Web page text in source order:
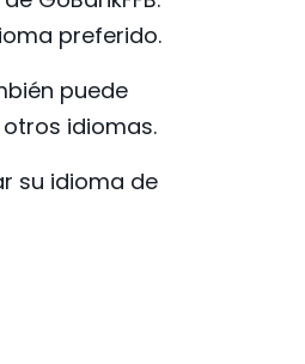
preferido.
puede
idiomas.
su idioma de